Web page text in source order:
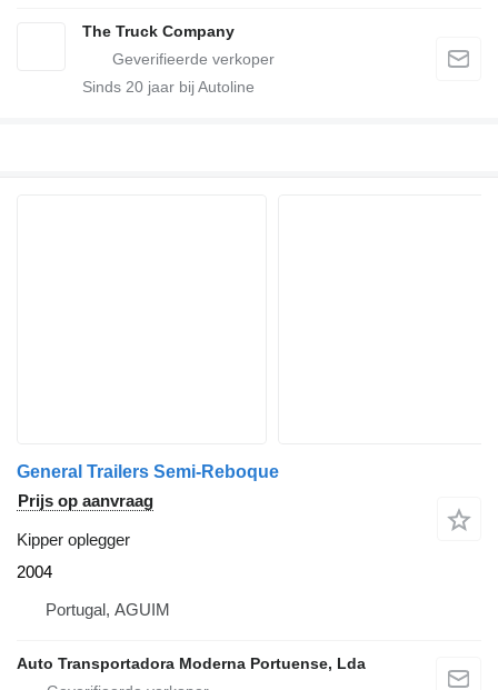
The Truck Company
Sinds 20 jaar bij Autoline
General Trailers Semi-Reboque
Prijs op aanvraag
Kipper oplegger
2004
Portugal, AGUIM
Auto Transportadora Moderna Portuense, Lda